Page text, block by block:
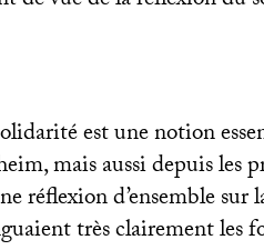
est une notion
mais aussi depuis les
réflexion d’ensemble sur
très clairement les